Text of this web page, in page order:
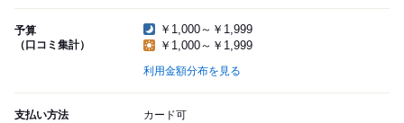
予算
（口コミ集計）
￥1,000～￥1,999
￥1,000～￥1,999
利用金額分布を見る
支払い方法
カード可